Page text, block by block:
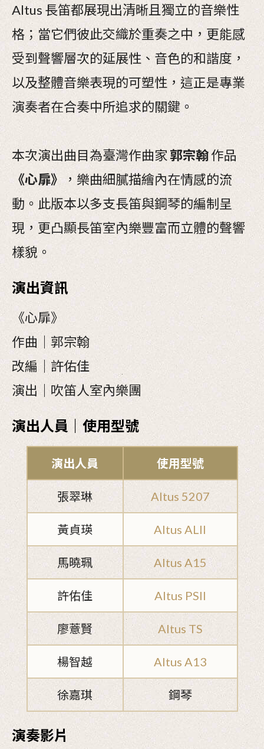
Altus 長笛都展現出清晰且獨立的音樂性
格；當它們彼此交織於重奏之中，更能感
受到聲響層次的延展性、音色的和諧度，
以及整體音樂表現的可塑性，這正是專業
演奏者在合奏中所追求的關鍵。
本次演出曲目為臺灣作曲家 郭宗翰作品
《心扉》
，樂曲細膩描繪內在情感的流
動。此版本以多支長笛與鋼琴的編制呈
現，更凸顯長笛室內樂豐富而立體的聲響
樣貌。
演出資訊
《心扉》
作曲｜郭宗翰
改編｜許佑佳
演出｜吹笛人室內樂團
演出人員｜使用型號
演出人員 使用型號
張翠琳 Altus 5207
黃貞瑛 Altus ALII
馬曉珮 Altus A15
許佑佳 Altus PSII
廖薏賢 Altus TS
楊智越 Altus A13
徐嘉琪 鋼琴
演奏影片